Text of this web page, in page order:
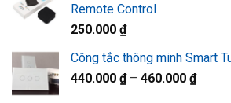
1.320.000 ₫.
Remote Control
250.000 ₫
Công tắc thông minh Smart
440.000 ₫– 460.000 ₫